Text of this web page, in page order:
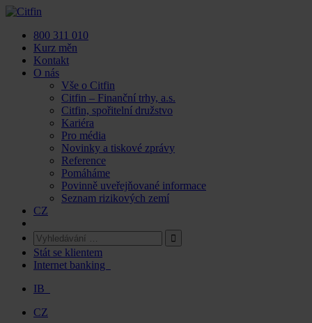
Skip
content800 311 010
Kurz měn
Kontakt
O nás
Vše o Citfin
Citfin – Finanční trhy, a.s.
Citfin, spořitelní družstvo
Kariéra
Pro média
Novinky a tiskové zprávy
Reference
Pomáháme
Povinně uveřejňované informace
Seznam rizikových zemí
CZ
Stát se klientem
Internet banking
IB
CZ